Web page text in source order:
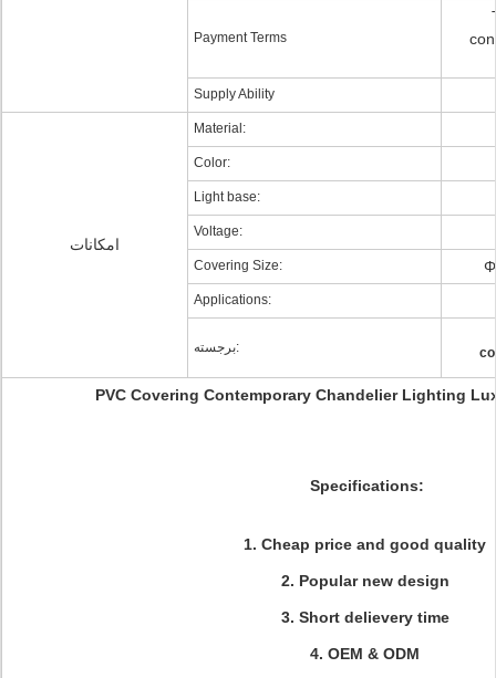
Payment Terms
Supply Ability
امکانات
Material:
Color:
Light base:
Voltage:
Covering Size:
Applications:
برجسته:
PVC Covering Contemporary Chandelier Lighting
Specifications:
1. Cheap price and good quality
2. Popular new design
3. Short delievery time
4. OEM & ODM